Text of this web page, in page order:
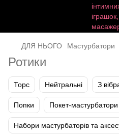
ДЛЯ НЬОГО Мастурбатори
Ротики
Торс Нейтральні З
Попки Покет-
Набори мастурбаторів та